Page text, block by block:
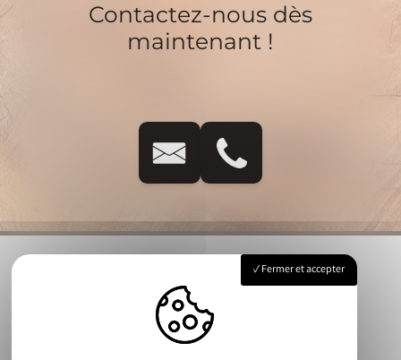
Contactez-nous dès
maintenant !
Fermer et accepter